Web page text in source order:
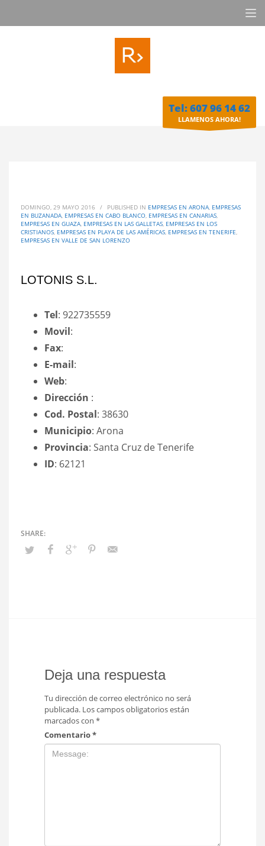
Tel: 607 96 14 62
LLAMENOS AHORA!
DOMINGO, 29 MAYO 2016 / PUBLISHED IN EMPRESAS EN ARONA, EMPRESAS
EN BUZANADA, EMPRESAS EN CABO BLANCO, EMPRESAS EN CANARIAS,
EMPRESAS EN GUAZA, EMPRESAS EN LAS GALLETAS, EMPRESAS EN LOS
CRISTIANOS, EMPRESAS EN PLAYA DE LAS AMÉRICAS, EMPRESAS EN TENERIFE,
EMPRESAS EN VALLE DE SAN LORENZO
LOTONIS S.L.
Tel: 922735559
Movil:
Fax:
E-mail:
Web:
Dirección :
Cod. Postal: 38630
Municipio: Arona
Provincia: Santa Cruz de Tenerife
ID: 62121
Deja una respuesta
Tu dirección de correo electrónico no será
publicada. Los campos obligatorios están
marcados con *
Comentario*